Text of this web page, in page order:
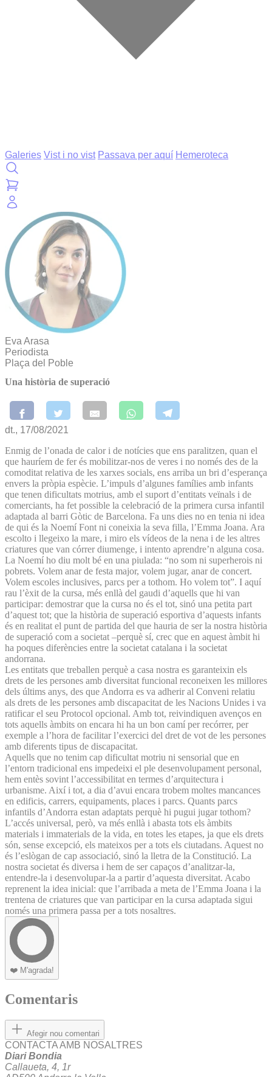
Galeries Vist i no vist Passava per aquí Hemeroteca
Eva Arasa
Periodista
Plaça del Poble
Una història de superació
dt., 17/08/2021
Enmig de l’onada de calor i de notícies que ens paralitzen, quan el
que hauríem de fer és mobilitzar-nos de veres i no només des de la
comoditat relativa de les xarxes socials, ens arriba un bri d’esperança
envers la pròpia espècie. L’impuls d’algunes famílies amb infants
que tenen dificultats motrius, amb el suport d’entitats veïnals i de
comerciants, ha fet possible la celebració de la primera cursa infantil
adaptada al barri Gòtic de Barcelona. Fa uns dies no en tenia ni idea
de qui és la Noemí Font ni coneixia la seva filla, l’Emma Joana. Ara
escolto i llegeixo la mare, i miro els vídeos de la nena i de les altres
criatures que van córrer diumenge, i intento aprendre’n alguna cosa.
La Noemí ho diu molt bé en una piulada: “no som ni superherois ni
pobrets. Volem anar de festa major, volem jugar, anar de concert.
Volem escoles inclusives, parcs per a tothom. Ho volem tot”. I aquí
rau l’èxit de la cursa, més enllà del gaudi d’aquells que hi van
participar: demostrar que la cursa no és el tot, sinó una petita part
d’aquest tot; que la història de superació esportiva d’aquests infants
és en realitat el punt de partida del que hauria de ser la nostra història
de superació com a societat –perquè sí, crec que en aquest àmbit hi
ha poques diferències entre la societat catalana i la societat
andorrana.
Les entitats que treballen perquè a casa nostra es garanteixin els
drets de les persones amb diversitat funcional reconeixen les millores
dels últims anys, des que Andorra es va adherir al Conveni relatiu
als drets de les persones amb discapacitat de les Nacions Unides i va
ratificar el seu Protocol opcional. Amb tot, reivindiquen avenços en
tots aquells àmbits on encara hi ha un bon camí per recórrer, per
exemple a l’hora de facilitar l’exercici del dret de vot de les persones
amb diferents tipus de discapacitat.
Aquells que no tenim cap dificultat motriu ni sensorial que en
l’entorn tradicional ens impedeixi el ple desenvolupament personal,
hem entès sovint l’accessibilitat en termes d’arquitectura i
urbanisme. Així i tot, a dia d’avui encara trobem moltes mancances
en edificis, carrers, equipaments, places i parcs. Quants parcs
infantils d’Andorra estan adaptats perquè hi pugui jugar tothom?
L’accés universal, però, va més enllà i abasta tots els àmbits
materials i immaterials de la vida, en totes les etapes, ja que els drets
són, sense excepció, els mateixos per a tots els ciutadans. Aquest no
és l’eslògan de cap associació, sinó la lletra de la Constitució. La
nostra societat és diversa i hem de ser capaços d’analitzar-la,
entendre-la i desenvolupar-la a partir d’aquesta diversitat. Acabo
reprenent la idea inicial: que l’arribada a meta de l’Emma Joana i la
trentena de criatures que van participar en la cursa adaptada sigui
només una primera passa per a tots nosaltres.
❤️ M'agrada!
Comentaris
Afegir nou comentari
CONTACTA AMB NOSALTRES
Diari Bondia
Callaueta, 4, 1r